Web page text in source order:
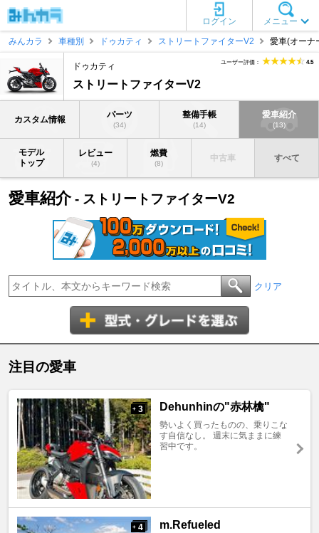
メニュー
ログイン
みんカラ
車種別 ドゥカティ ストリートファイターV2 愛車(オーナ
ドゥカティ
ストリートファイターV2
ユーザー評価： 4.5
カスタム情報 パーツ
(34)
整備手帳
(14)
愛車紹介
(13)
モデル
トップ
レビュー
(4)
燃費
(8)
中古車 すべて
愛車紹介- ストリートファイターV2
クリア
注目の愛車
+ 3 Dehunhinの"赤林檎"
勢いよく買ったものの、乗りこな
す自信なし。 週末に気ままに練
習中です。
+ 4 m.Refueled